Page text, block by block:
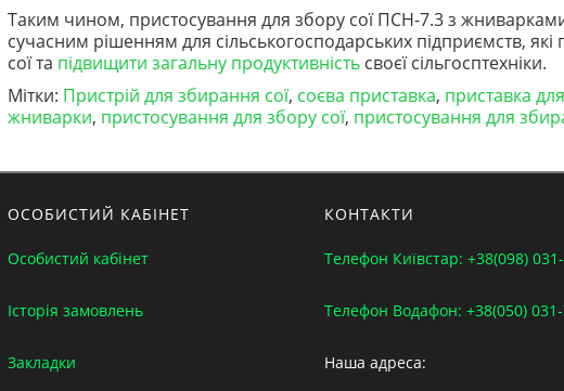
Таким чином, пристосування для збору сої ПСН-7.3 з
сучасним рішенням для сільськогосподарських підприємств,
сої та підвищити загальну продуктивністьсвоєї сільгосптехніки.
Мітки: Пристрій для збирання сої, соєва приставка, приставка
жниварки, пристосування для збору сої, пристосування для
ОСОБИСТИЙ КАБІНЕТ
Особистий кабінет
Історія замовлень
Закладки
КОНТАКТИ
Телефон Київстар: +38(098)
Телефон Водафон: +38(050)
Наша адреса: